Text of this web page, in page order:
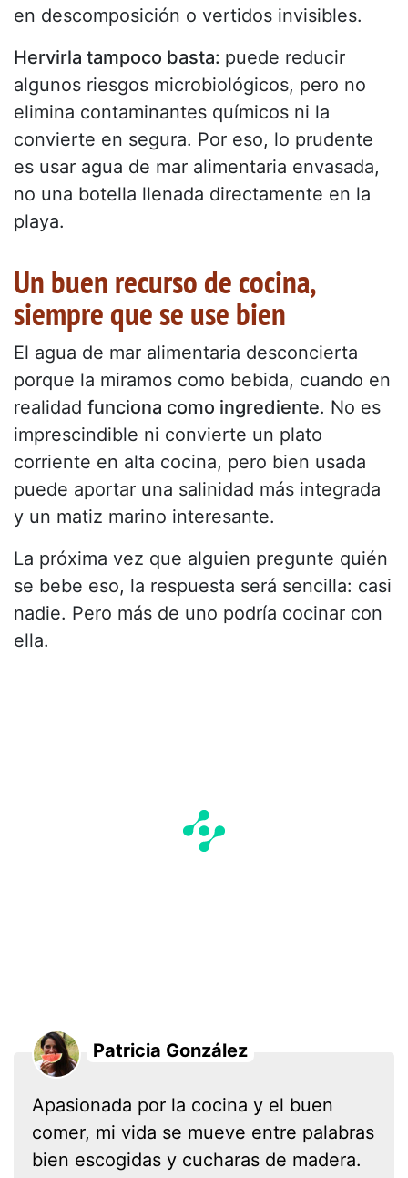
en descomposición o vertidos invisibles.
Hervirla tampoco basta: puede reducir
algunos riesgos microbiológicos, pero no
elimina contaminantes químicos ni la
convierte en segura. Por eso, lo prudente
es usar agua de mar alimentaria envasada,
no una botella llenada directamente en la
playa.
Un buen recurso de cocina,
siempre que se use bien
El agua de mar alimentaria desconcierta
porque la miramos como bebida, cuando en
realidad funciona como ingrediente. No es
imprescindible ni convierte un plato
corriente en alta cocina, pero bien usada
puede aportar una salinidad más integrada
y un matiz marino interesante.
La próxima vez que alguien pregunte quién
se bebe eso, la respuesta será sencilla: casi
nadie. Pero más de uno podría cocinar con
ella.
Patricia González
Apasionada por la cocina y el buen
comer, mi vida se mueve entre palabras
bien escogidas y cucharas de madera.